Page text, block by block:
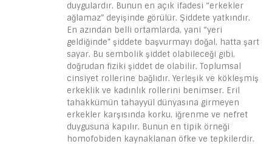
duygulardır. Bunun en açık ifadesi “erkekler
ağlamaz” deyişinde görülür. Şiddete yatkındır.
En azından belli ortamlarda, yani “yeri
geldiğinde” şiddete başvurmayı doğal, hatta şart
sayar. Bu sembolik şiddet olabileceği gibi,
doğrudan fiziki şiddet de olabilir. Toplumsal
cinsiyet rollerine bağlıdır. Yerleşik ve kökleşmiş
erkeklik ve kadınlık rollerini benimser. Eril
tahakkümün tahayyül dünyasına girmeyen
erkekler karşısında korku, iğrenme ve nefret
duygusuna kapılır. Bunun en tipik örneği
homofobiden kaynaklanan öfke ve tepkilerdir.